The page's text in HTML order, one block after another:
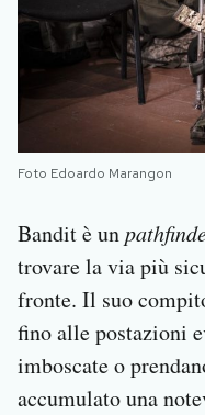
Foto Edoardo Marangon
Bandit è un
trovare la via più
fronte. Il suo
fino alle postazioni
imboscate o
accumulato una